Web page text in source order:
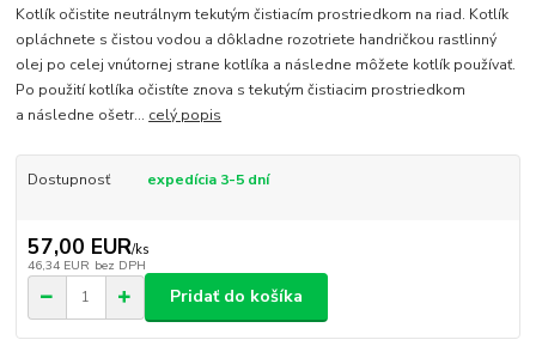
Kotlík očistite neutrálnym tekutým čistiacím prostriedkom na riad. Kotlík
opláchnete s čistou vodou a dôkladne rozotriete handričkou rastlinný
olej po celej vnútornej strane kotlíka a následne môžete kotlík používať.
Po použití kotlíka očistíte znova s tekutým čistiacim prostriedkom
a následne ošetr... celý popis
Dostupnosť expedícia 3-5 dní
57,00 EUR/ks
46,34 EUR bez DPH
Pridať do košíka